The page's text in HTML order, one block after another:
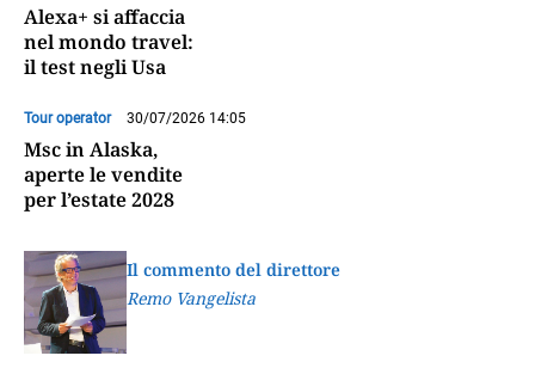
Alexa+ si affaccia
nel mondo travel:
il test negli Usa
Tour operator 30/07/2026 14:05
Msc in Alaska,
aperte le vendite
per l’estate 2028
Il commento del direttore
Remo Vangelista